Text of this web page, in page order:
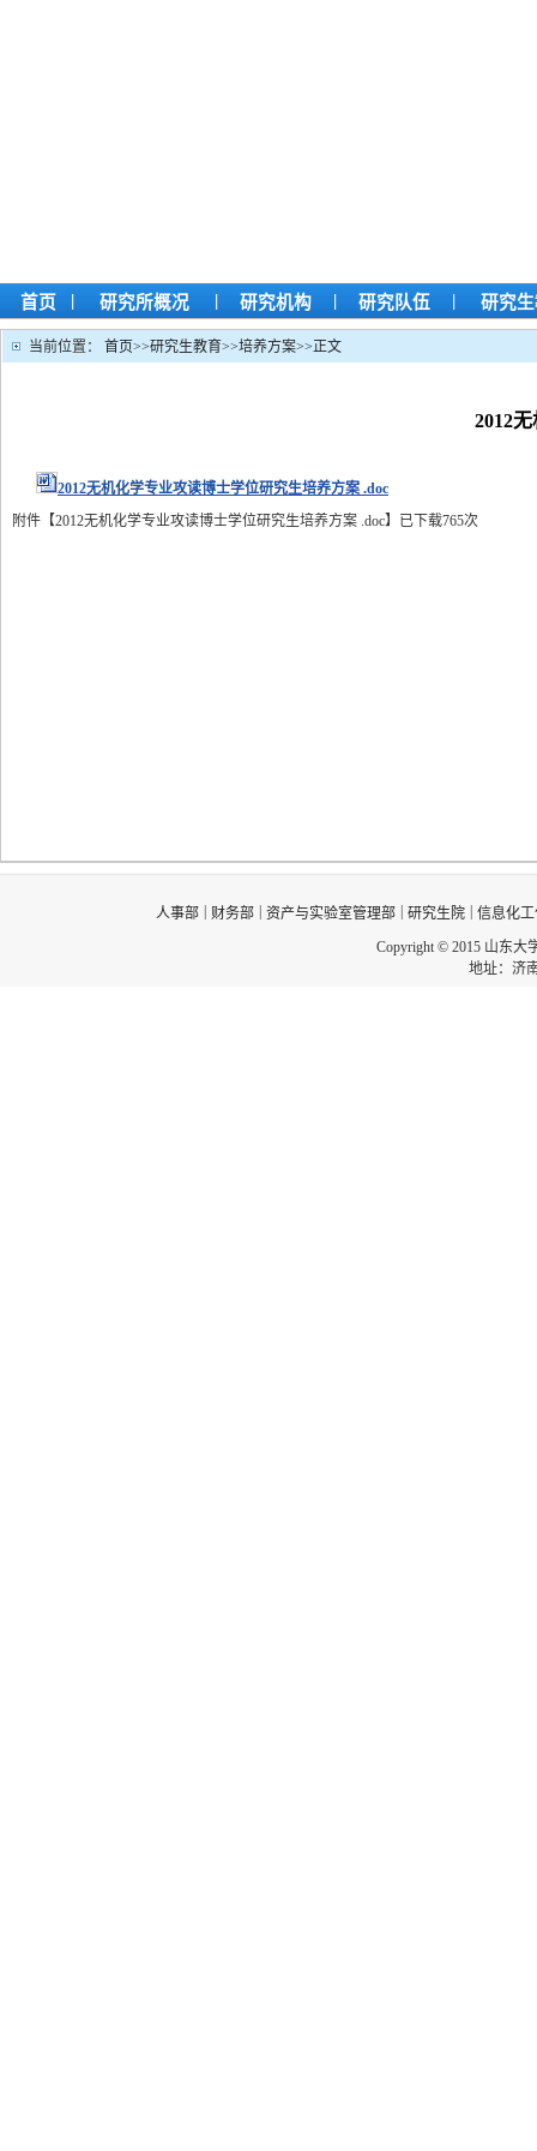
首页 | 研究所概况 | 研究机构 | 研究队伍 | 研究
当前位置： 首页>>研究生教育>>培养方案>>正文
2012
2012无机化学专业攻读博士学位研究生培养方案 .doc
附件【2012无机化学专业攻读博士学位研究生培养方案 .doc】 已下载765次
人事部 财务部 资产与实验室管理部 研究生院
信息化
Copyright © 2015 山东大
地址：济